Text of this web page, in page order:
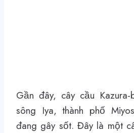
Gần đây, cây cầu
sông Iya, thành phố
đang gây sốt. Đây là một